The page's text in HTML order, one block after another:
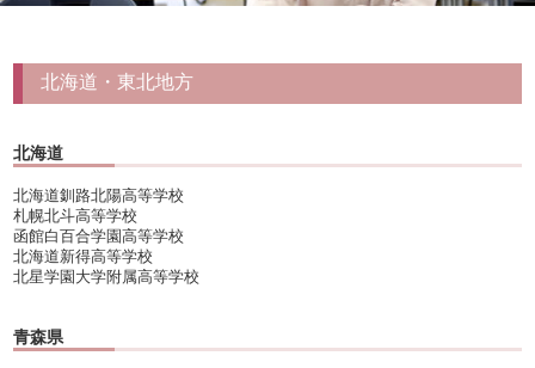
北海道・東北地方
北海道
北海道釧路北陽高等学校
札幌北斗高等学校
函館白百合学園高等学校
北海道新得高等学校
北星学園大学附属高等学校
青森県